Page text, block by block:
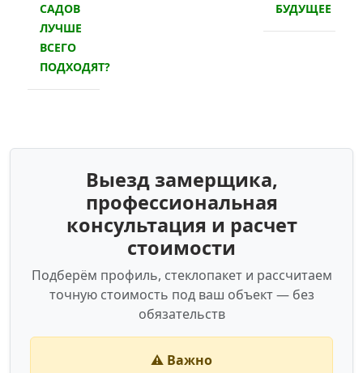
САДОВ
ЛУЧШЕ
ВСЕГО
ПОДХОДЯТ?
БУДУЩЕЕ
Выезд замерщика,
профессиональная
консультация и расчет
стоимости
Подберём профиль, стеклопакет и рассчитаем
точную стоимость под ваш объект — без
обязательств
⚠️ Важно